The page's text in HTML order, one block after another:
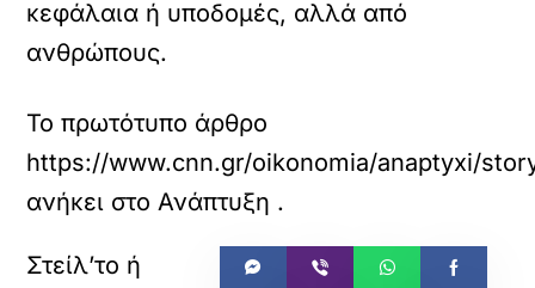
κεφάλαια ή υποδομές, αλλά από
ανθρώπους.
Το πρωτότυπο άρθρο
https://www.cnn.gr/oikonomia/anaptyxi/
ανήκει στοΑνάπτυξη .